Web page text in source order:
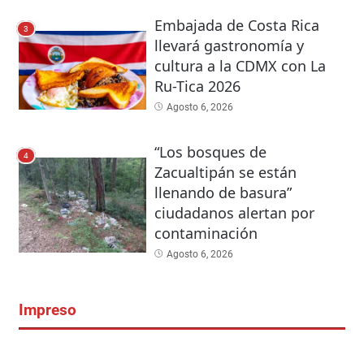
3
Embajada de Costa Rica
llevará gastronomía y
cultura a la CDMX con La
Ru-Tica 2026
Agosto 6, 2026
4
“Los bosques de
Zacualtipán se están
llenando de basura”
ciudadanos alertan por
contaminación
Agosto 6, 2026
Impreso